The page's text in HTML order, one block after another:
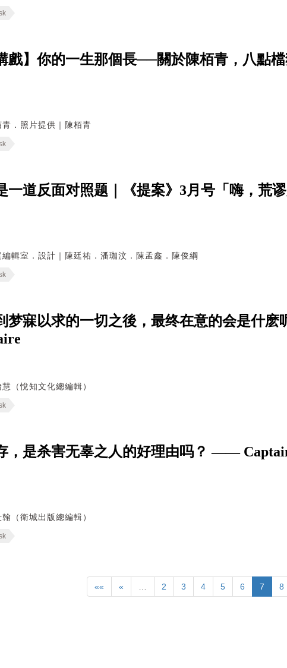
戲】你的一生那個長──關於陳栢青，八點
青．照片提供｜陳栢青
一道反面对照题｜《提案》3月号「嗨，荒谬
編輯室．設計｜陳廷祐．潘珈汶．陳孟鑫．陳俊綱
梦寐以求的一切之後，最终在意的会是什
（悅知文化總編輯）
，是杀害无辜之人的好理由吗？ ——
（衛城出版總編輯）
«« « … 2 3 4 5 6 7 8